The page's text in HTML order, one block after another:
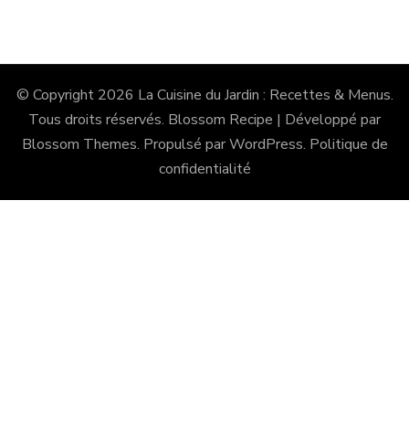
© Copyright 2026 La Cuisine du Jardin : Recettes & Menus.
Tous droits réservés. Blossom Recipe | Développé par
Blossom Themes. Propulsé parWordPress. Politique de
confidentialité